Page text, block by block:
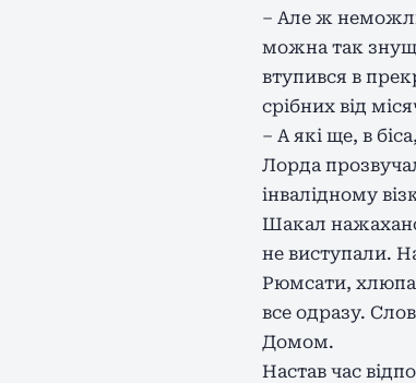
– Але ж
можна так
втупився в
срібних від
– А які ще, в
Лорда
інвалідному
Шакал нажахано
не виступали.
Рюмсати,
все одразу.
Домом.
Настав час